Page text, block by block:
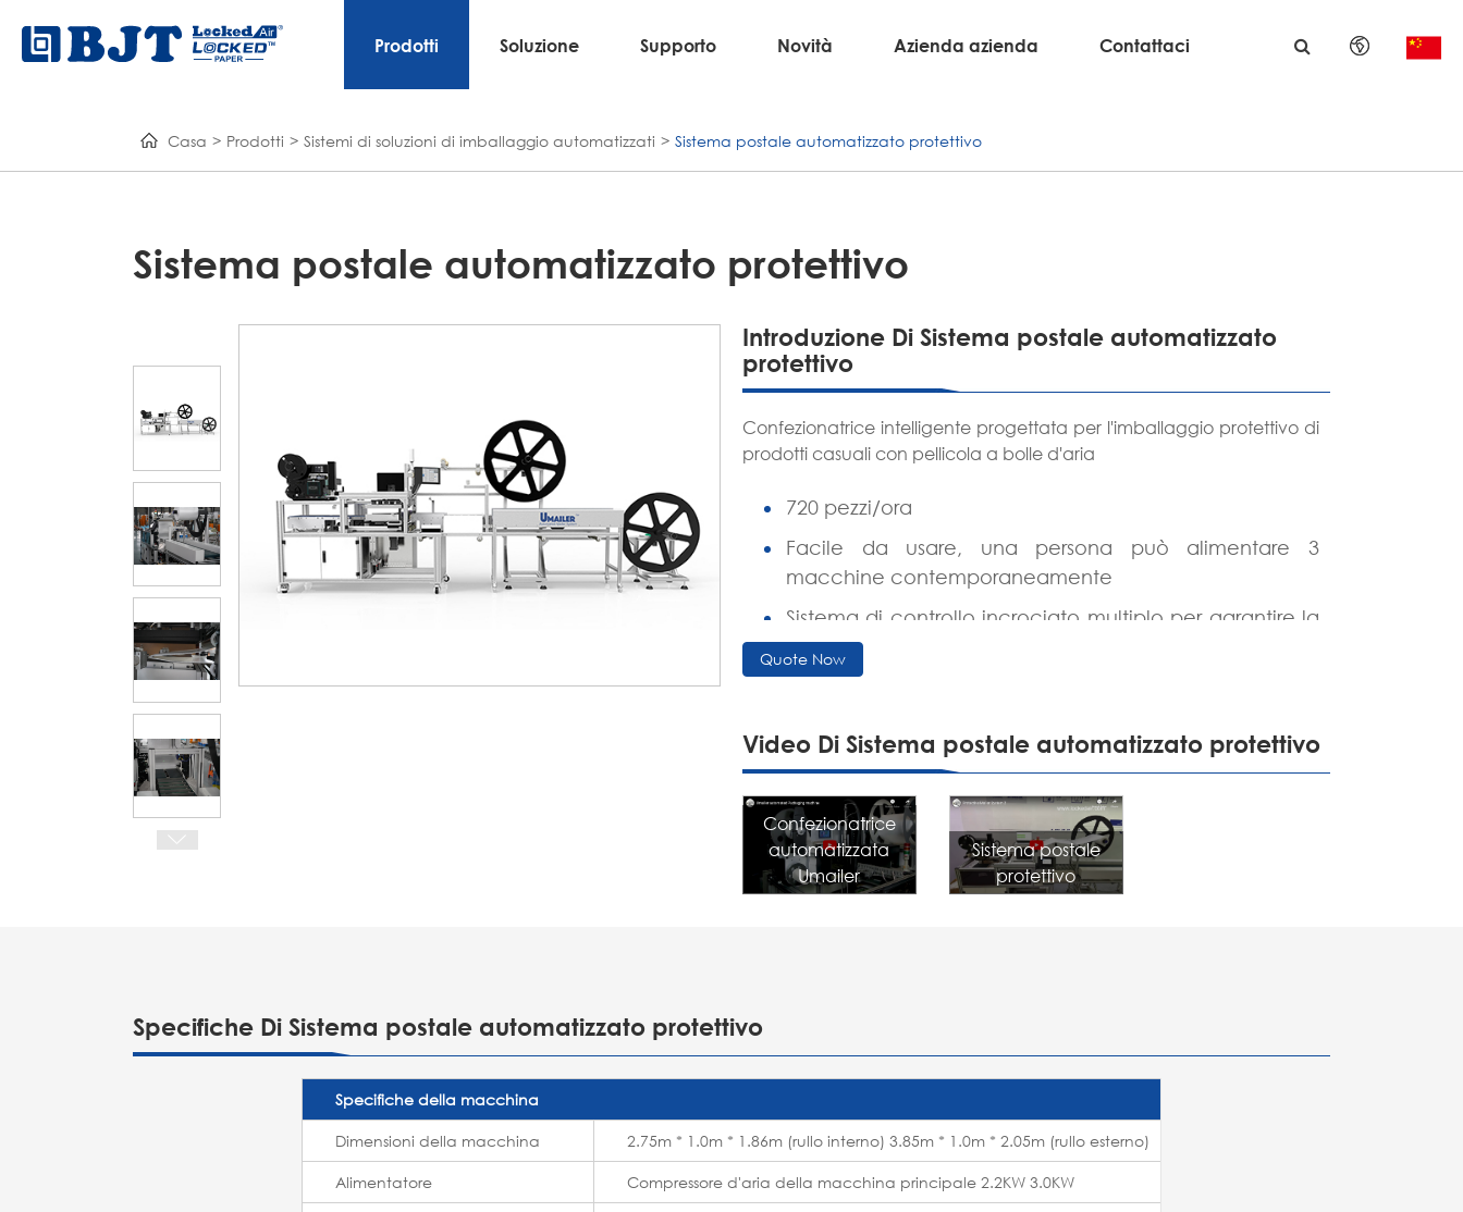
Prodotti Soluzione Supporto Novità Azienda azienda Contattaci
tiếng việt
Casa Prodotti Sistemi di soluzioni di imballaggio automatizzati Sistema postale automatizzato protettivo
Sistema postale automatizzato protettivo
Introduzione Di Sistema postale automatizzato
protettivo
Confezionatrice intelligente progettata per l'imballaggio protettivo di
prodotti casuali con pellicola a bolle d'aria
720 pezzi/ora
Facile da usare, una persona può alimentare 3
macchine contemporaneamente
Sistema di controllo incrociato multiplo per garantire la
precisione di etichette e prodotti
spedizione automatica
Quote Now
Video Di Sistema postale automatizzato protettivo
Confezionatrice
automatizzata
Umailer
Sistema postale
protettivo
Specifiche Di Sistema postale automatizzato protettivo
Specifiche della macchina
Dimensioni della macchina
2.75m * 1.0m * 1.86m (rullo interno) 3.85m * 1.0m * 2.05m (rullo esterno)
Alimentatore
Compressore d'aria della macchina principale 2.2KW 3.0KW